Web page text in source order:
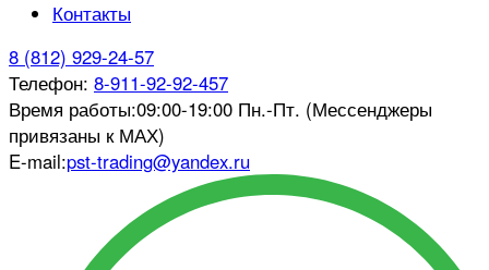
Контакты
8 (812) 929-24-57
Телефон: 8-911-92-92-457
Время работы:09:00-19:00 Пн.-Пт. (Мессенджеры
привязаны к МАХ)
E-mail:pst-trading@yandex.ru